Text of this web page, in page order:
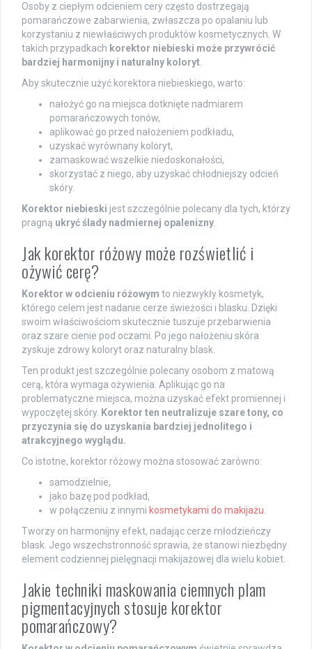
Osoby z ciepłym odcieniem cery często dostrzegają
pomarańczowe zabarwienia, zwłaszcza po opalaniu lub
korzystaniu z niewłaściwych produktów kosmetycznych. W
takich przypadkach korektor niebieski może przywrócić
bardziej harmonijny i naturalny koloryt
Aby skutecznie użyć korektora niebieskiego, warto:
nałożyć go na miejsca dotknięte nadmiarem
pomarańczowych tonów,
aplikować go przed nałożeniem podkładu,
uzyskać wyrównany koloryt,
zamaskować wszelkie niedoskonałości,
skorzystać z niego, aby uzyskać chłodniejszy odcień
skóry.
Korektor niebieski jest szczególnie polecany dla tych, którzy
pragną ukryć ślady nadmiernej opalenizny
Jak korektor różowy może rozświetlić i
ożywić cerę?
Korektor w odcieniu różowym to niezwykły kosmetyk,
którego celem jest nadanie cerze świeżości i blasku. Dzięki
swoim właściwościom skutecznie tuszuje przebarwienia
oraz szare cienie pod oczami. Po jego nałożeniu skóra
zyskuje zdrowy koloryt oraz naturalny blask.
Ten produkt jest szczególnie polecany osobom z matową
cerą, która wymaga ożywienia. Aplikując go na
problematyczne miejsca, można uzyskać efekt promiennej i
wypoczętej skóry. Korektor ten neutralizuje szare tony, co
przyczynia się do uzyskania bardziej jednolitego i
atrakcyjnego wyglądu.
Co istotne, korektor różowy można stosować zarówno:
samodzielnie,
jako bazę pod podkład,
w połączeniu z innymi kosmetykami do makijażu
Tworzy on harmonijny efekt, nadając cerze młodzieńczy
blask. Jego wszechstronność sprawia, że stanowi niezbędny
element codziennej pielęgnacji makijażowej dla wielu kobiet.
Jakie techniki maskowania ciemnych plam
pigmentacyjnych stosuje korektor
pomarańczowy?